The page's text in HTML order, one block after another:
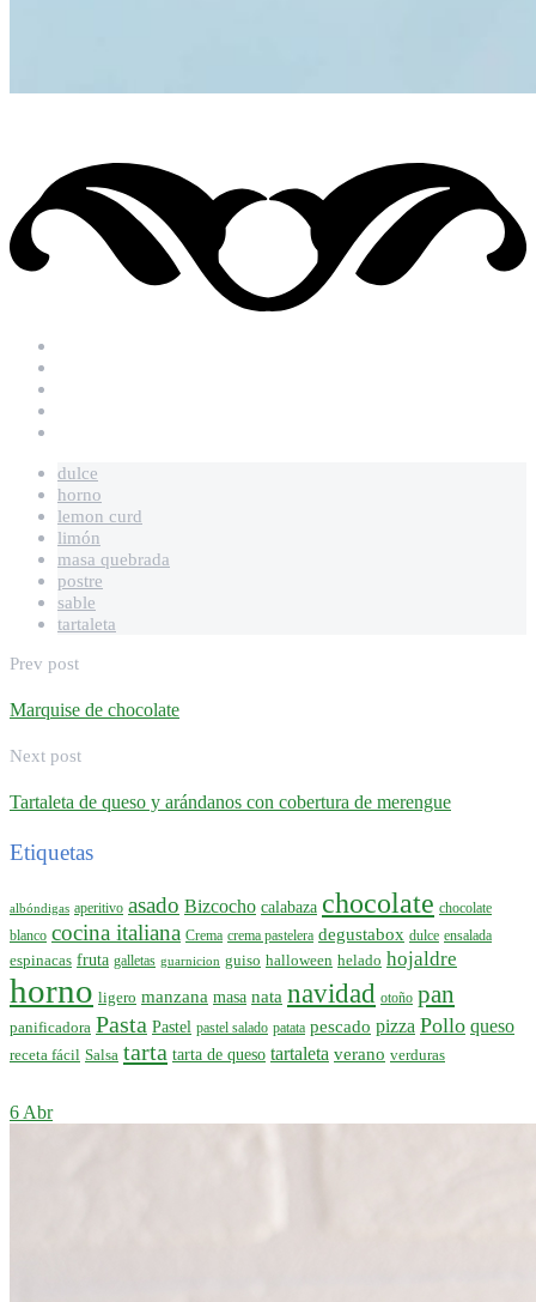
dulce
horno
lemon curd
limón
masa quebrada
postre
sable
tartaleta
Prev post
Marquise de chocolate
Next post
Tartaleta de queso y arándanos con cobertura de merengue
Etiquetas
albóndigas aperitivo asado Bizcocho calabaza chocolate chocolate
blanco cocina italiana Crema crema pastelera degustabox dulce ensalada
espinacas fruta galletas guarnicion guiso halloween helado hojaldre
horno ligero manzana masa nata navidad otoño pan
panificadora Pasta Pastel pastel salado patata pescado pizza Pollo queso
receta fácil Salsa tarta tarta de queso tartaleta verano verduras
6 Abr